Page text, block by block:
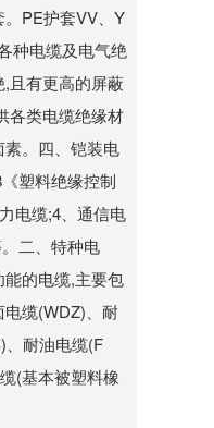
PE护套VV、Y
种电缆及电气绝
且有更高的屏蔽
各类电缆绝缘材
。四、铠装电
塑料绝缘控制
电缆;4、通信电
二、特种电
的电缆,主要包
缆(WDZ)、耐
、耐油电缆(F
(基本被塑料橡